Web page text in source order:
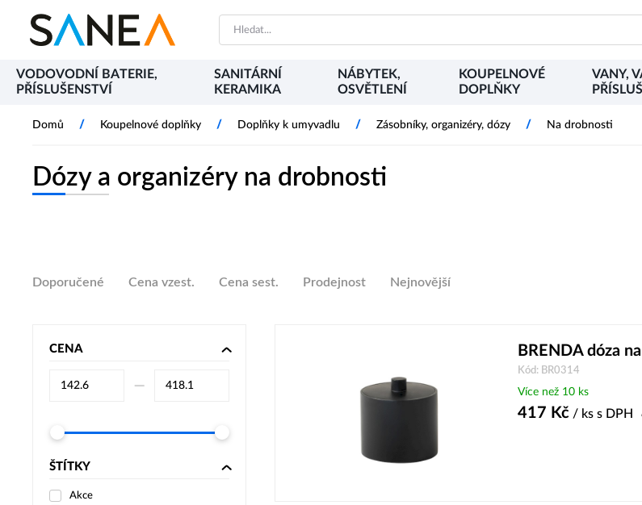
VODOVODNÍ BATERIE,
PŘÍSLUŠENSTVÍ
SANITÁRNÍ
KERAMIKA
NÁBYTEK,
OSVĚTLENÍ
KOUPELNOVÉ
DOPLŇKY
VANY,
Domů / Koupelnové doplňky / Doplňky k umyvadlu / Zásobníky, organizéry, dózy / Na drobnosti
Dózy a organizéry na drobnosti
Doporučené Cena vzest. Cena sest. Prodejnost Nejnovější
CENA
–⁠
ŠTÍTKY
Akce
BRENDA dóza
Kód: BR0314
Více než 10 ks
417 Kč / ks s DPH